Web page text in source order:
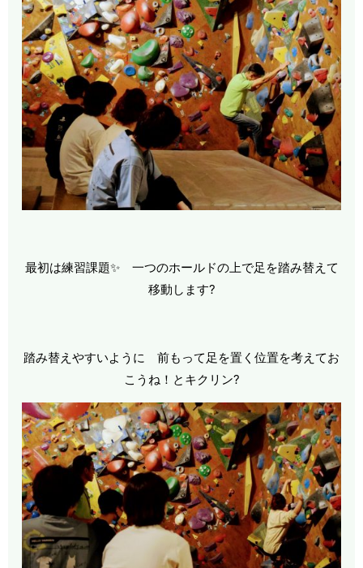
最初は練習課題✨ 一つのホールドの上で足を踏み替えて
移動します?
踏み替えやすいように 前もって足を置く位置を考えてお
こうね！とキクリン?